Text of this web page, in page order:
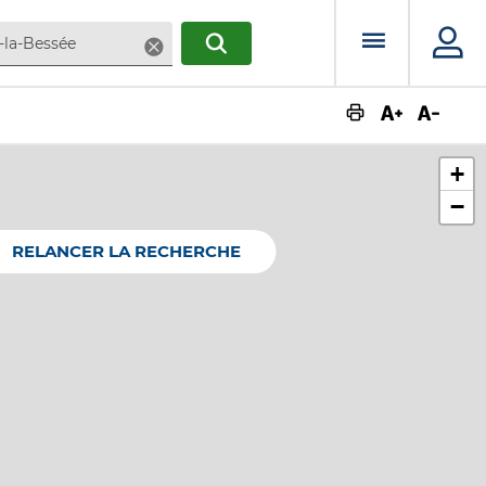
SupprimerRECHERCHERMenu
+
−
RELANCER LA RECHERCHE